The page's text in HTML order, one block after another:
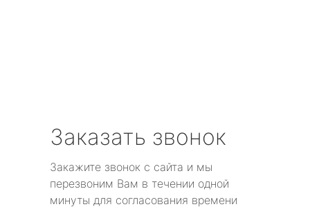
Заказать звонок
Закажите звонок с сайта и мы
перезвоним Вам в течении одной
минуты для согласования времени